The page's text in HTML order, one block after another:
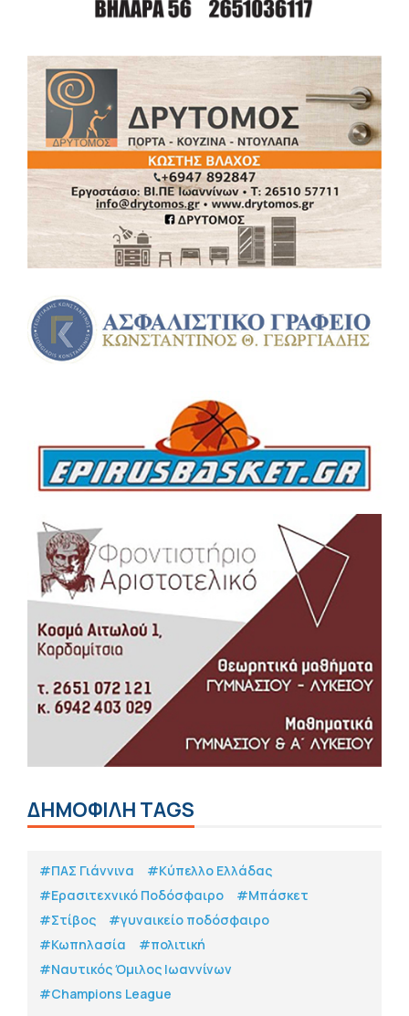
ΔΗΜΟΦΙΛΗ TAGS
#ΠΑΣ Γιάννινα
#Κύπελλο Ελλάδας
#Eρασιτεχνικό Ποδόσφαιρο
#Μπάσκετ
#Στίβος
#γυναικείο ποδόσφαιρο
#Κωπηλασία
#πολιτική
#Ναυτικός Όμιλος Ιωαννίνων
#Champions League